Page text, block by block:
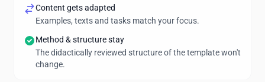
Content gets adapted
Examples, texts and tasks match your focus.
Method & structure stay
The didactically reviewed structure of the template won't
change.